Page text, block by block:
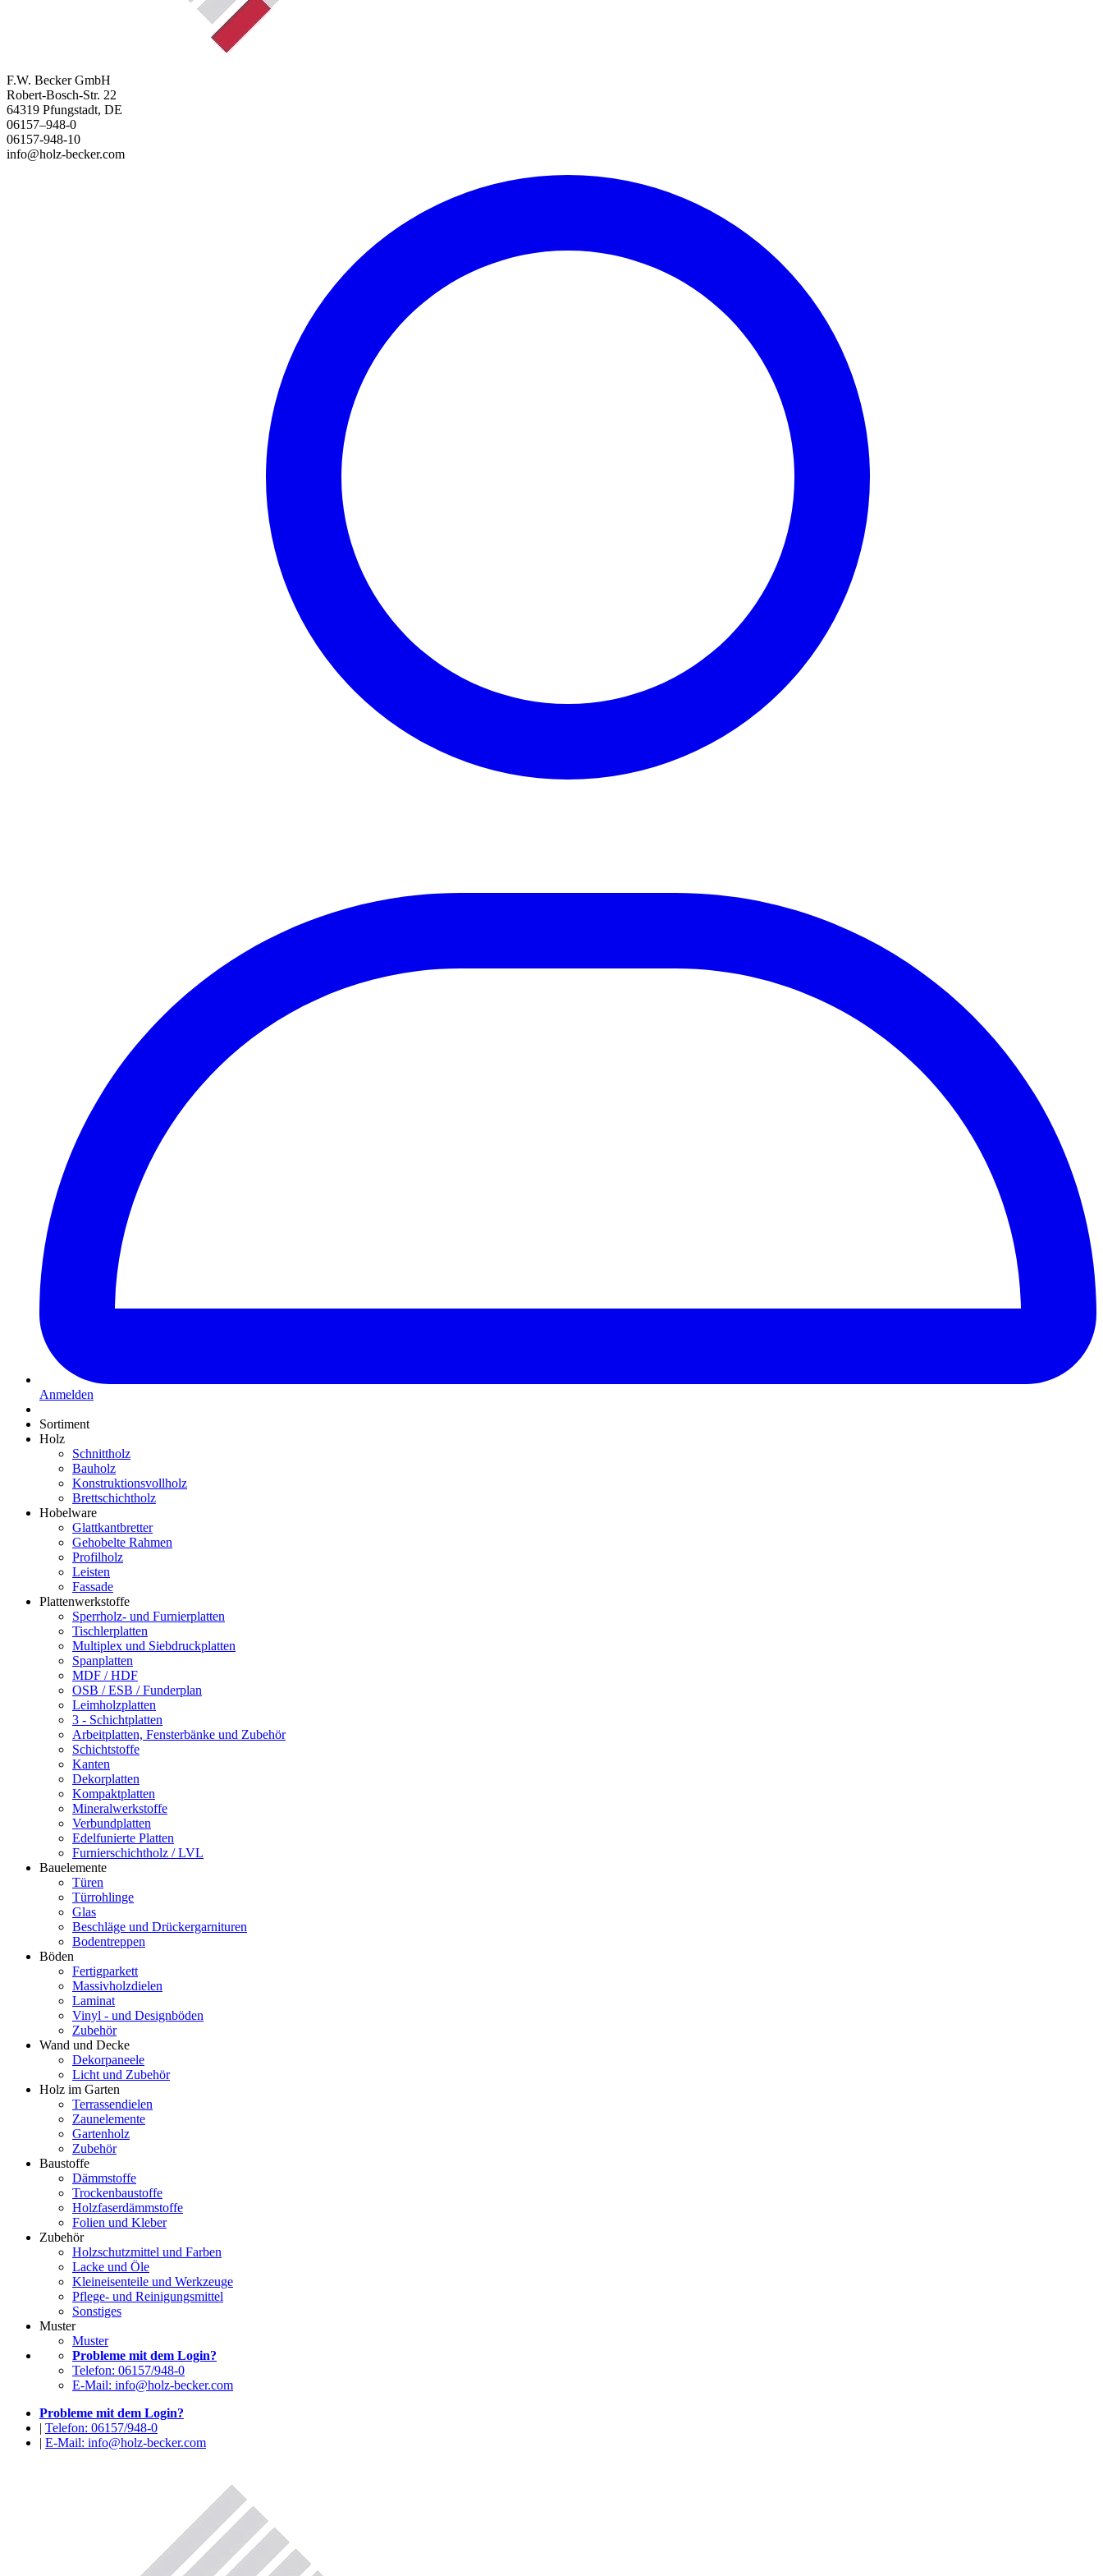
F.W. Becker GmbH
Robert-Bosch-Str. 22
64319 Pfungstadt, DE
06157–948-0
06157-948-10
info@holz-becker.com
Anmelden
Sortiment
Holz
Schnittholz
Bauholz
Konstruktionsvollholz
Brettschichtholz
Hobelware
Glattkantbretter
Gehobelte Rahmen
Profilholz
Leisten
Fassade
Plattenwerkstoffe
Sperrholz- und Furnierplatten
Tischlerplatten
Multiplex und Siebdruckplatten
Spanplatten
MDF / HDF
OSB / ESB / Funderplan
Leimholzplatten
3 - Schichtplatten
Arbeitplatten, Fensterbänke und Zubehör
Schichtstoffe
Kanten
Dekorplatten
Kompaktplatten
Mineralwerkstoffe
Verbundplatten
Edelfunierte Platten
Furnierschichtholz / LVL
Bauelemente
Türen
Türrohlinge
Glas
Beschläge und Drückergarnituren
Bodentreppen
Böden
Fertigparkett
Massivholzdielen
Laminat
Vinyl - und Designböden
Zubehör
Wand und Decke
Dekorpaneele
Licht und Zubehör
Holz im Garten
Terrassendielen
Zaunelemente
Gartenholz
Zubehör
Baustoffe
Dämmstoffe
Trockenbaustoffe
Holzfaserdämmstoffe
Folien und Kleber
Zubehör
Holzschutzmittel und Farben
Lacke und Öle
Kleineisenteile und Werkzeuge
Pflege- und Reinigungsmittel
Sonstiges
Muster
Muster
Probleme mit dem Login?
Telefon: 06157/948-0
E-Mail: info@holz-becker.com
Probleme mit dem Login?
| Telefon: 06157/948-0
| E-Mail: info@holz-becker.com